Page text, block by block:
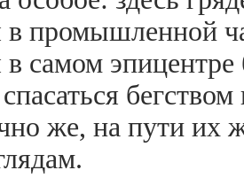
в промышленной
в самом
бегством
же, на пути их